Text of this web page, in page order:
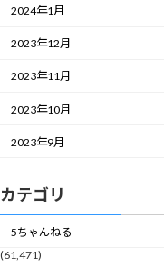
2024年1月
2023年12月
2023年11月
2023年10月
2023年9月
カテゴリ
5ちゃんねる
(61,471)